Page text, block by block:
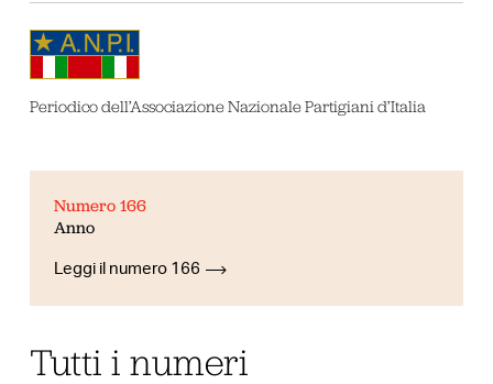
Periodico dell’Associazione Nazionale Partigiani d’Italia
Numero 166
Anno
Leggi il numero 166
Tutti i numeri